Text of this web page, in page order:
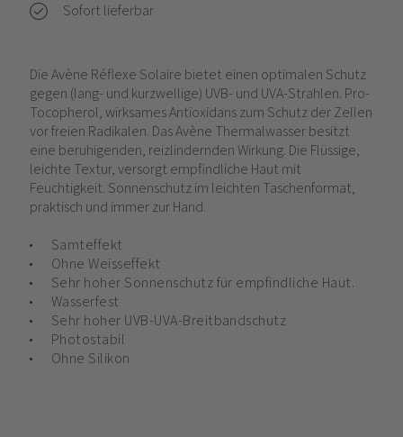
Sofort lieferbar
Die Avène Réflexe Solaire bietet einen optimalen Schutz
gegen (lang- und kurzwellige) UVB- und UVA-Strahlen. Pro-
Tocopherol, wirksames Antioxidans zum Schutz der Zellen
vor freien Radikalen. Das Avène Thermalwasser besitzt
eine beruhigenden, reizlindernden Wirkung. Die Flüssige,
leichte Textur, versorgt empfindliche Haut mit
Feuchtigkeit. Sonnenschutz im leichten Taschenformat,
praktisch und immer zur Hand.
Samteffekt
Ohne Weisseffekt
Sehr hoher Sonnenschutz für empfindliche Haut.
Wasserfest
Sehr hoher UVB-UVA-Breitbandschutz
Photostabil
Ohne Silikon